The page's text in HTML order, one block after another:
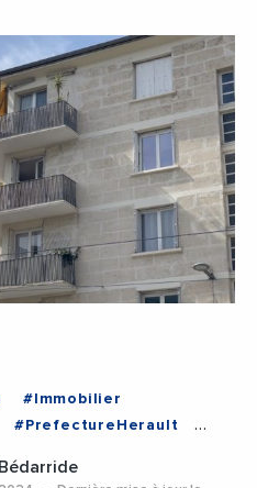
#Immobilier
#PrefectureHerault